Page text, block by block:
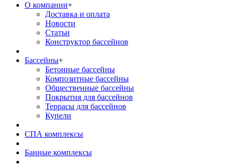
О компании+
Доставка и оплата
Новости
Статьи
Конструктор бассейнов
Бассейны+
Бетонные бассейны
Композитные бассейны
Общественные бассейны
Покрытия для бассейнов
Террасы для бассейнов
Купели
СПА комплексы
Банные комплексы